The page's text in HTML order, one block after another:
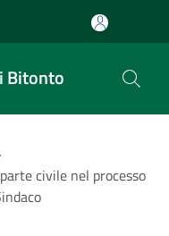
Bitonto
civile nel processo